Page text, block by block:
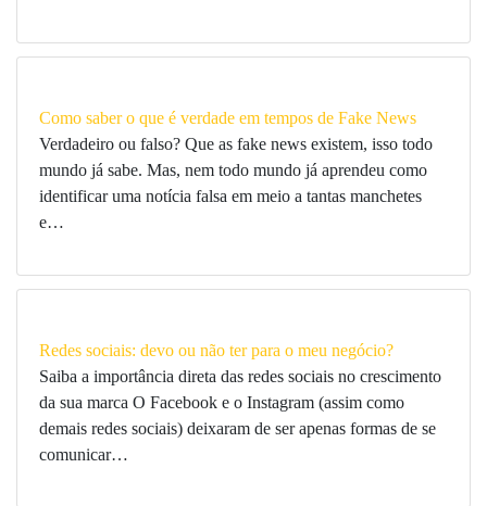
Como saber o que é verdade em tempos de Fake News
Verdadeiro ou falso? Que as fake news existem, isso todo
mundo já sabe. Mas, nem todo mundo já aprendeu como
identificar uma notícia falsa em meio a tantas manchetes
e…
Redes sociais: devo ou não ter para o meu negócio?
Saiba a importância direta das redes sociais no crescimento
da sua marca O Facebook e o Instagram (assim como
demais redes sociais) deixaram de ser apenas formas de se
comunicar…